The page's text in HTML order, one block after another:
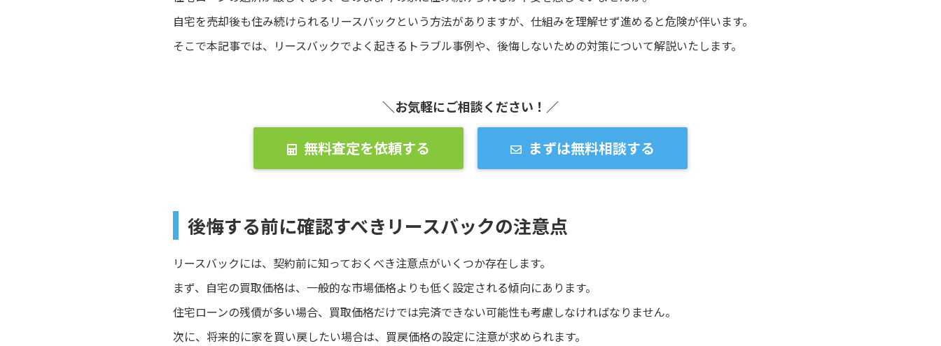
自宅を売却後も住み続けられるリースバックという方法がありますが、仕組みを理解せず進めると危険が伴います。
そこで本記事では、リースバックでよく起きるトラブル事例や、後悔しないための対策について解説いたします。
＼お気軽にご相談ください！／
無料査定を依頼する まずは無料相談する
後悔する前に確認すべきリースバックの注意点
リースバックには、契約前に知っておくべき注意点がいくつか存在します。
まず、自宅の買取価格は、一般的な市場価格よりも低く設定される傾向にあります。
住宅ローンの残債が多い場合、買取価格だけでは完済できない可能性も考慮しなければなりません。
次に、将来的に家を買い戻したい場合は、買戻価格の設定に注意が求められます。